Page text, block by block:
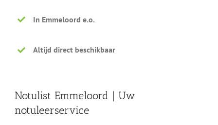
In Emmeloord e.o.
Altijd direct beschikbaar
Notulist Emmeloord | Uw
notuleerservice